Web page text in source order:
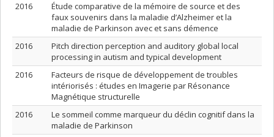
2016
Étude comparative de la mémoire de source et des
faux souvenirs dans la maladie d’Alzheimer et la
maladie de Parkinson avec et sans démence
2016
Pitch direction perception and auditory global local
processing in autism and typical development
2016
Facteurs de risque de développement de troubles
intériorisés : études en Imagerie par Résonance
Magnétique structurelle
2016
Le sommeil comme marqueur du déclin cognitif dans la
maladie de Parkinson